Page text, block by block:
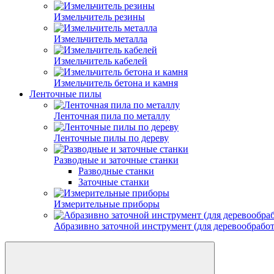
Измельчитель резины
Измельчитель металла
Измельчитель кабелей
Измельчитель бетона и камня
Ленточные пилы
Ленточная пила по металлу
Ленточные пилы по дереву
Разводные и заточные станки
Разводные станки
Заточные станки
Измерительные приборы
Абразивно заточной инструмент (для